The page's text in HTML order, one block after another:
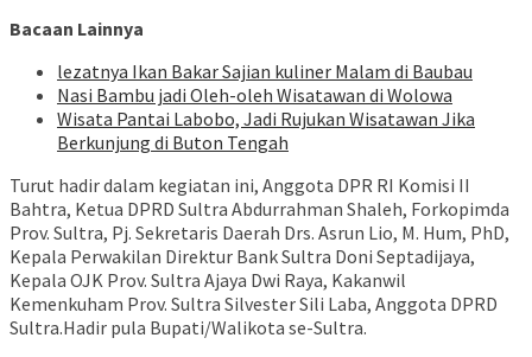
Bacaan Lainnya
lezatnya Ikan Bakar Sajian kuliner Malam di Baubau
Nasi Bambu jadi Oleh-oleh Wisatawan di Wolowa
Wisata Pantai Labobo, Jadi Rujukan Wisatawan Jika
Berkunjung di Buton Tengah
Turut hadir dalam kegiatan ini, Anggota DPR RI Komisi II
Bahtra, Ketua DPRD Sultra Abdurrahman Shaleh, Forkopimda
Prov. Sultra, Pj. Sekretaris Daerah Drs. Asrun Lio, M. Hum, PhD,
Kepala Perwakilan Direktur Bank Sultra Doni Septadijaya,
Kepala OJK Prov. Sultra Ajaya Dwi Raya, Kakanwil
Kemenkuham Prov. Sultra Silvester Sili Laba, Anggota DPRD
Sultra.Hadir pula Bupati/Walikota se-Sultra.